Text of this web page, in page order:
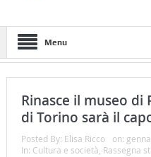
Menu
Rinasce il museo di
di Torino sarà il
Posted By: Elisa Ricco on:
In: Cultura e società, Rassegna